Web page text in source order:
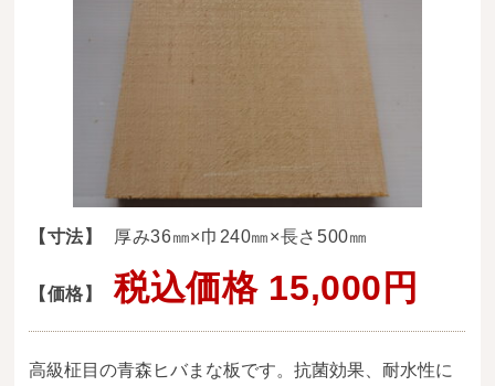
ご注文前の注意点
Attention
before ordering
一枚板を直販できる店
オイル塗装の
メンテナンスについて
オーダー加工について
ブログ
当店の考え方
【寸法】 厚み36㎜×巾240㎜×長さ500㎜
【価格】 税込価格 15,000円
高級柾目の青森ヒバまな板です。抗菌効果、耐水性に